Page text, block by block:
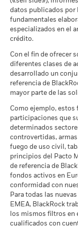
formas muy
cómo se ha
La rentabilidad se
Liquidativo (VL),
aumentar o
valor de las divisas
distinta de la
pasada. Fuente:
Desfavorable
Favorable
El escenario de
circunstancias
Calificación de
de MSCI (AAA-CCC)
a 17 jul 2026
Puntuación de
a 17 jul 2026
Clasificación Global
Fondos de Lipper
a 17 jul 2026
Intensidad Media
de Exposición al
MSCI (toneladas de
emisiones de CO2 /
$ en ventas)
a 17 jul 2026
Porcentaje de
de MSCI
a 17 jul 2026
Puntuación de
de MSCI - Percentil
Empresas Similares
a 17 jul 2026
Uso Civil
a 30 jun 2026
MSCI - Tabaco
a 30 jun 2026
MSCI - Empresas
cumplen lo
Pacto Mundial de las
Naciones Unidas
a 30 jun 2026
a 30 jun 2026
MSCI - Arenas
a 30 jun 2026
Cobertura de
Empresarial
a 30 jun 2026
Porcentaje del
cubierto
datos publicados por
fundamentales
especializados en el
crédito.
Con el fin de ofrecer
diferentes clases de
desarrollado un
referencia de
mayor parte de las
Como ejemplo,
participaciones que
determinados
controvertidas,
fuego de uso civil,
principios del Pacto
de referencia de
fondos activos en
conformidad con
Para todas las
EMEA, BlackRock
los mismos filtros en
cualificados con